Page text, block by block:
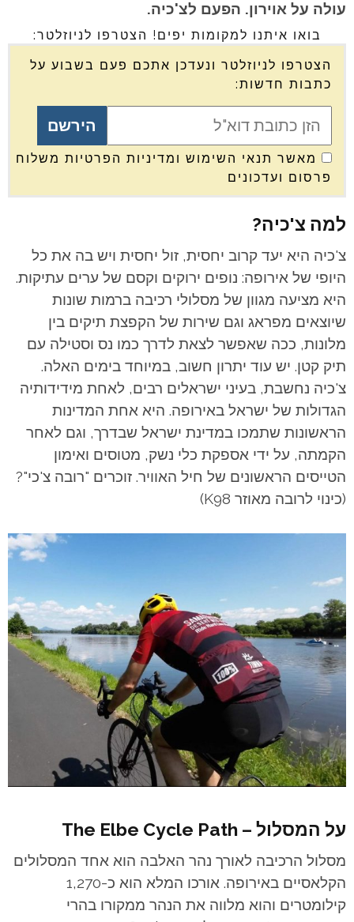
עולה על אוירון. הפעם לצ'כיה.
בואו איתנו למקומות יפים! הצטרפו לניוזלטר:
הצטרפו לניוזלטר ונעדכן אתכם פעם בשבוע על
כתבות חדשות:
מאשר תנאי השימוש ומדיניות הפרטיות משלוח
פרסום ועדכונים
למה צ'כיה?
צ'כיה היא יעד קרוב יחסית, זול יחסית ויש בה את כל
היופי של אירופה: נופים ירוקים וקסם של ערים עתיקות.
היא מציעה מגוון של מסלולי רכיבה ברמות שונות
שיוצאים מפראג וגם שירות של הקפצת תיקים בין
מלונות, ככה שאפשר לצאת לדרך כמו נס וסטילה עם
תיק קטן. יש עוד יתרון חשוב, במיוחד בימים האלה.
צ'כיה נחשבת, בעיני ישראלים רבים, לאחת מידידותיה
הגדולות של ישראל באירופה. היא אחת המדינות
הראשונות שתמכו במדינת ישראל שבדרך, וגם לאחר
הקמתה, על ידי אספקת כלי נשק, מטוסים ואימון
הטייסים הראשונים של חיל האוויר. זוכרים "רובה צ'כי"?
(כינוי לרובה מאוזר K98)
על המסלול – The Elbe Cycle Path
מסלול הרכיבה לאורך נהר האלבה הוא אחד המסלולים
הקלאסיים באירופה. אורכו המלא הוא כ-1,270
קילומטרים והוא מלווה את הנהר ממקורו בהרי